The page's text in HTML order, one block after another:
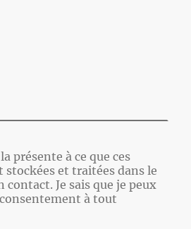
présente à ce que ces
stockées et traitées dans le
Je sais que je peux
à tout